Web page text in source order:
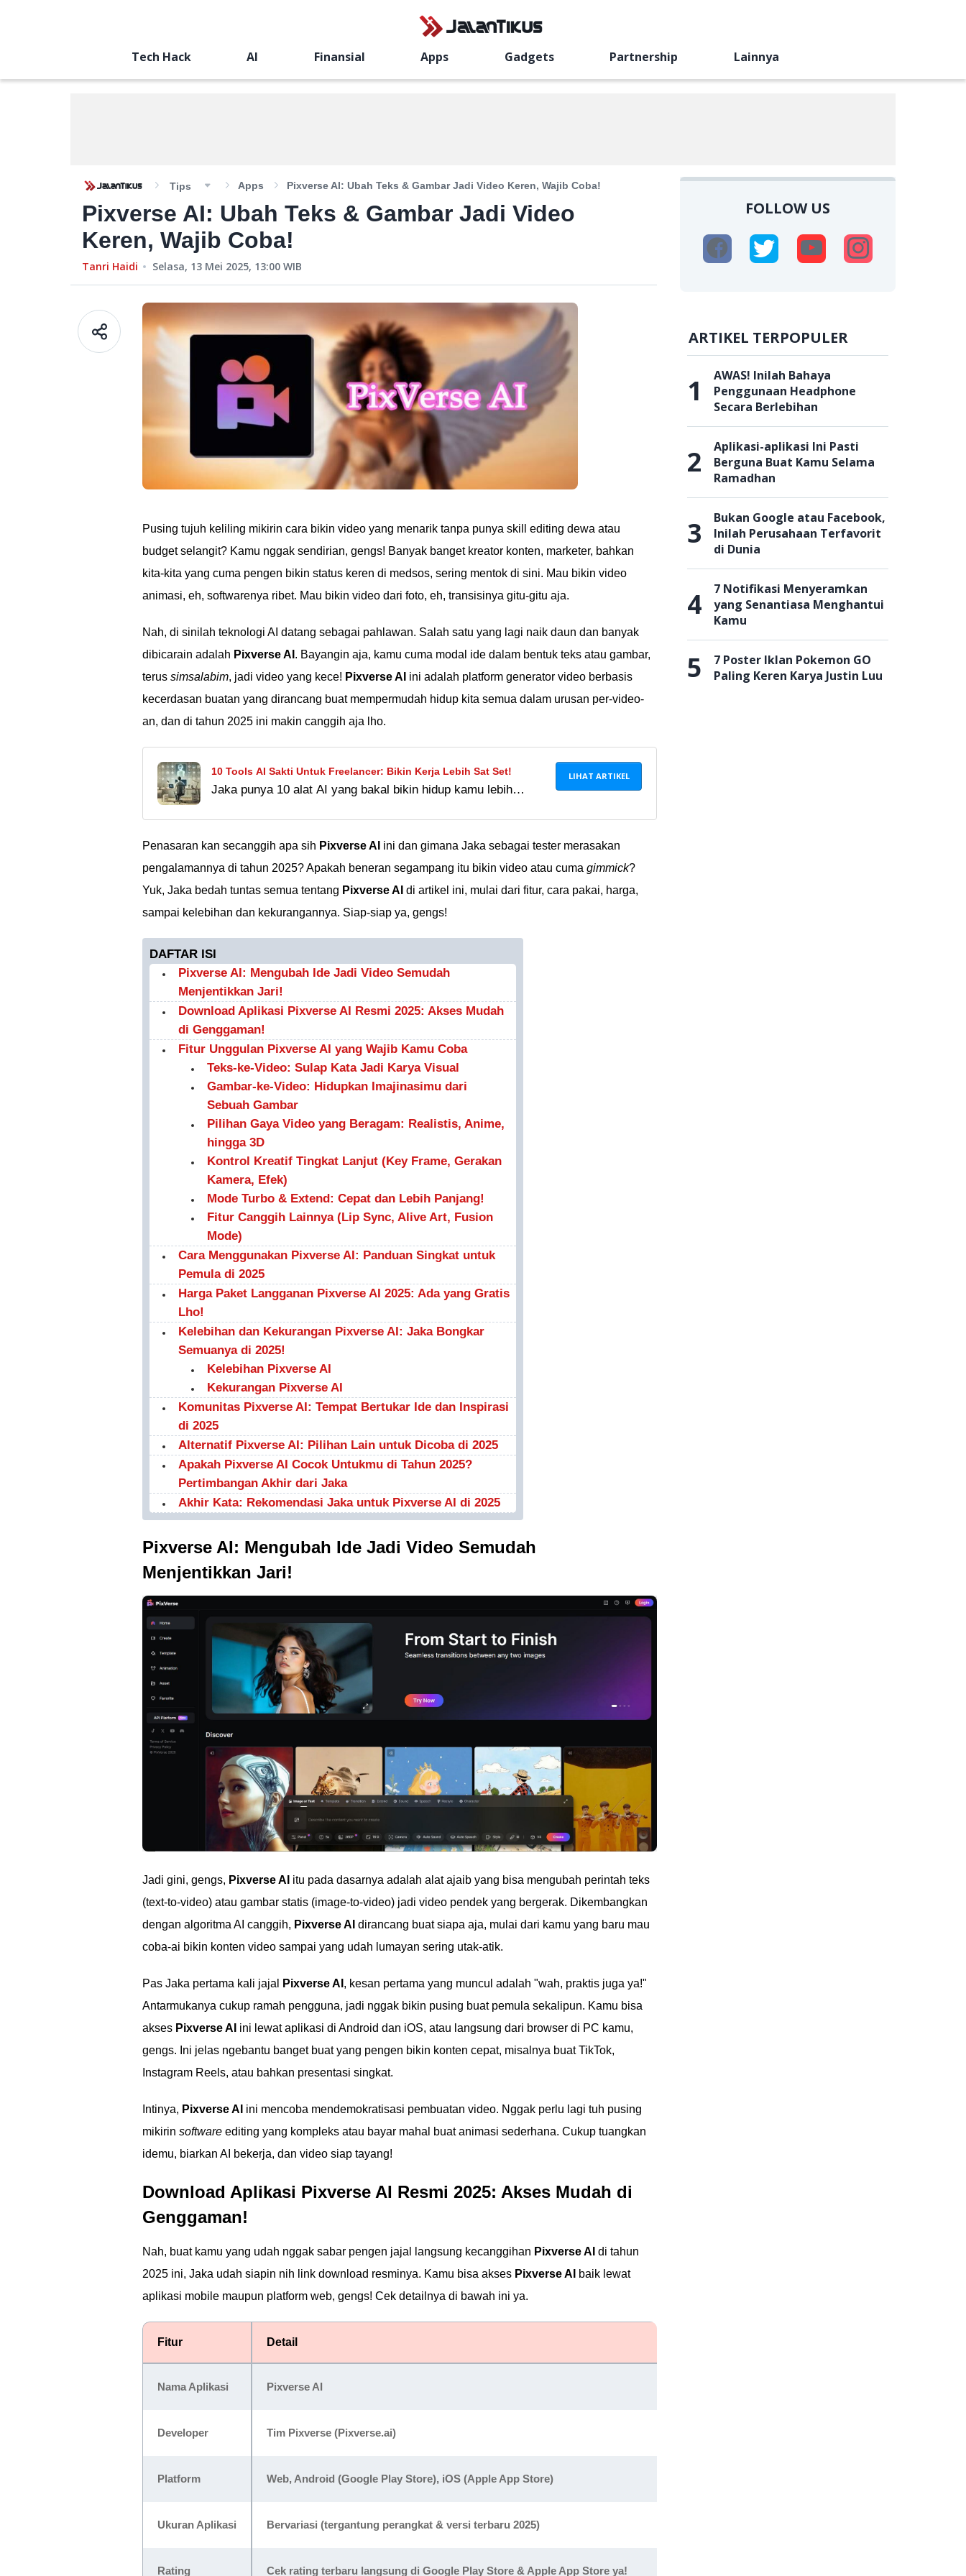
Tech Hack AI Finansial Apps Gadgets Partnership Lainnya
Tips Apps Pixverse AI: Ubah Teks & Gambar Jadi Video Keren, Wajib Coba!
Pixverse AI: Ubah Teks & Gambar Jadi Video
Keren, Wajib Coba!
Tanri Haidi Selasa, 13 Mei 2025, 13:00 WIB
Pusing tujuh keliling mikirin cara bikin video yang menarik tanpa punya skill editing dewa atau
budget selangit? Kamu nggak sendirian, gengs! Banyak banget kreator konten, marketer, bahkan
kita-kita yang cuma pengen bikin status keren di medsos, sering mentok di sini. Mau bikin video
animasi, eh, softwarenya ribet. Mau bikin video dari foto, eh, transisinya gitu-gitu aja.
Nah, di sinilah teknologi AI datang sebagai pahlawan. Salah satu yang lagi naik daun dan banyak
dibicarain adalah Pixverse AI . Bayangin aja, kamu cuma modal ide dalam bentuk teks atau gambar,
terus simsalabim, jadi video yang kece! Pixverse AI ini adalah platform generator video berbasis
kecerdasan buatan yang dirancang buat mempermudah hidup kita semua dalam urusan per-video-
an, dan di tahun 2025 ini makin canggih aja lho.
10 Tools AI Sakti Untuk Freelancer: Bikin Kerja Lebih Sat Set!
Jaka punya 10 alat AI yang bakal bikin hidup kamu lebih
LIHAT ARTIKEL
Penasaran kan secanggih apa sih Pixverse AI ini dan gimana Jaka sebagai tester merasakan
pengalamannya di tahun 2025? Apakah beneran segampang itu bikin video atau cuma gimmick?
Yuk, Jaka bedah tuntas semua tentang Pixverse AI di artikel ini, mulai dari fitur, cara pakai, harga,
sampai kelebihan dan kekurangannya. Siap-siap ya, gengs!
DAFTAR ISI
Pixverse AI: Mengubah Ide Jadi Video Semudah
Menjentikkan Jari!
Download Aplikasi Pixverse AI Resmi 2025: Akses Mudah
di Genggaman!
Fitur Unggulan Pixverse AI yang Wajib Kamu Coba
Teks-ke-Video: Sulap Kata Jadi Karya Visual
Gambar-ke-Video: Hidupkan Imajinasimu dari
Sebuah Gambar
Pilihan Gaya Video yang Beragam: Realistis, Anime,
hingga 3D
Kontrol Kreatif Tingkat Lanjut (Key Frame, Gerakan
Kamera, Efek)
Mode Turbo & Extend: Cepat dan Lebih Panjang!
Fitur Canggih Lainnya (Lip Sync, Alive Art, Fusion
Mode)
Cara Menggunakan Pixverse AI: Panduan Singkat untuk
Pemula di 2025
Harga Paket Langganan Pixverse AI 2025: Ada yang Gratis
Lho!
Kelebihan dan Kekurangan Pixverse AI: Jaka Bongkar
Semuanya di 2025!
Kelebihan Pixverse AI
Kekurangan Pixverse AI
Komunitas Pixverse AI: Tempat Bertukar Ide dan Inspirasi
di 2025
Alternatif Pixverse AI: Pilihan Lain untuk Dicoba di 2025
Apakah Pixverse AI Cocok Untukmu di Tahun 2025?
Pertimbangan Akhir dari Jaka
Akhir Kata: Rekomendasi Jaka untuk Pixverse AI di 2025
Pixverse AI: Mengubah Ide Jadi Video Semudah
Menjentikkan Jari!
Jadi gini, gengs, Pixverse AI itu pada dasarnya adalah alat ajaib yang bisa mengubah perintah teks
(text-to-video) atau gambar statis (image-to-video) jadi video pendek yang bergerak. Dikembangkan
dengan algoritma AI canggih, Pixverse AI dirancang buat siapa aja, mulai dari kamu yang baru mau
coba-ai bikin konten video sampai yang udah lumayan sering utak-atik.
Pas Jaka pertama kali jajal Pixverse AI , kesan pertama yang muncul adalah "wah, praktis juga ya!"
Antarmukanya cukup ramah pengguna, jadi nggak bikin pusing buat pemula sekalipun. Kamu bisa
akses Pixverse AI ini lewat aplikasi di Android dan iOS, atau langsung dari browser di PC kamu,
gengs. Ini jelas ngebantu banget buat yang pengen bikin konten cepat, misalnya buat TikTok,
Instagram Reels, atau bahkan presentasi singkat.
Intinya, Pixverse AI ini mencoba mendemokratisasi pembuatan video. Nggak perlu lagi tuh pusing
mikirin software editing yang kompleks atau bayar mahal buat animasi sederhana. Cukup tuangkan
idemu, biarkan AI bekerja, dan video siap tayang!
Download Aplikasi Pixverse AI Resmi 2025: Akses Mudah di
Genggaman!
Nah, buat kamu yang udah nggak sabar pengen jajal langsung kecanggihan Pixverse AI di tahun
2025 ini, Jaka udah siapin nih link download resminya. Kamu bisa akses Pixverse AI
baik lewat
aplikasi mobile maupun platform web, gengs! Cek detailnya di bawah ini ya.
Fitur Detail
Nama Aplikasi Pixverse AI
Developer Tim Pixverse (Pixverse.ai)
Platform Web, Android (Google Play Store), iOS (Apple App Store)
Ukuran Aplikasi Bervariasi (tergantung perangkat & versi terbaru 2025)
Rating Cek rating terbaru langsung di Google Play Store & Apple App Store ya!
FOLLOW US
ARTIKEL TERPOPULER
1
AWAS! Inilah Bahaya
Penggunaan Headphone
Secara Berlebihan
2
Aplikasi-aplikasi Ini Pasti
Berguna Buat Kamu Selama
Ramadhan
3
Bukan Google atau Facebook,
Inilah Perusahaan Terfavorit
di Dunia
4
7 Notifikasi Menyeramkan
yang Senantiasa Menghantui
Kamu
5
7 Poster Iklan Pokemon GO
Paling Keren Karya Justin Luu